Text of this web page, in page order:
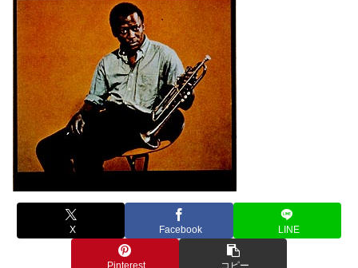
X Facebook LINE
Pinterest コピー